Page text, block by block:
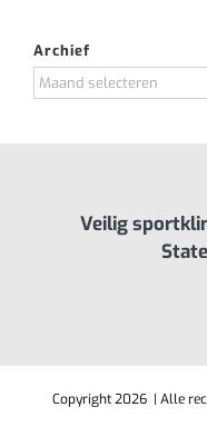
Archief
Archief
Veilig
Copyright2026 | Alle